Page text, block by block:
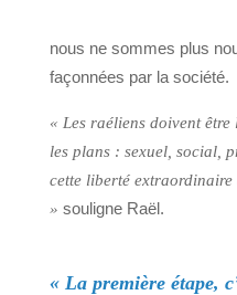
nous ne sommes plus
façonnées par la société.
« Les raéliens doivent
les plans : sexuel, social,
cette liberté
» souligne Raël.
« La première étape,